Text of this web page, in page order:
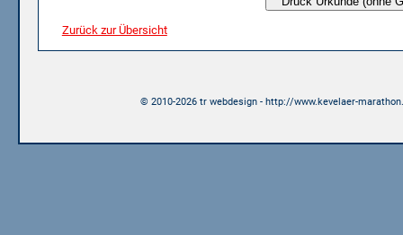
Zurück zur Übersicht
© 2010-2026 tr webdesign - http://www.kevelaer-